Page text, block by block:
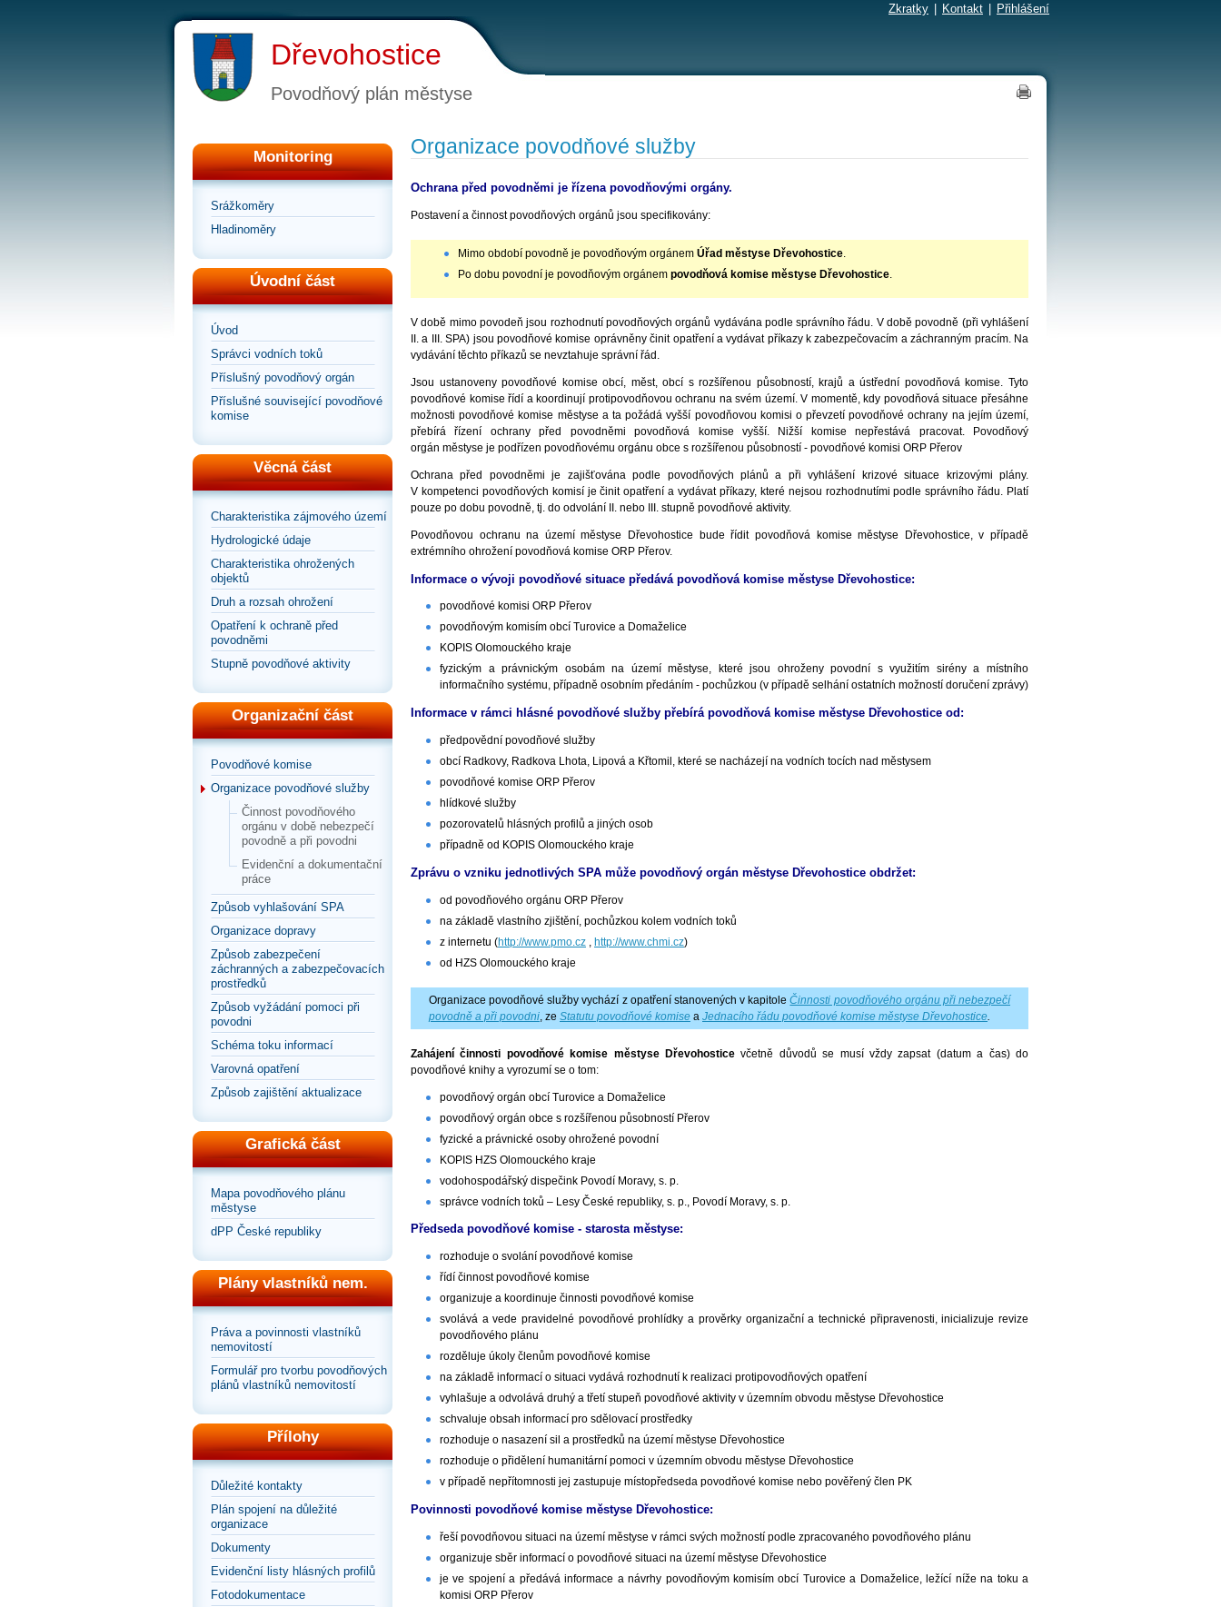
Zkratky Kontakt Přihlášení
Dřevohostice
Povodňový plán městyse
Monitoring
Srážkoměry
Hladinoměry
Úvodní část
Úvod
Správci vodních toků
Příslušný povodňový orgán
Příslušné související povodňové
komise
Věcná část
Charakteristika zájmového území
Hydrologické údaje
Charakteristika ohrožených
objektů
Druh a rozsah ohrožení
Opatření k ochraně před
povodněmi
Stupně povodňové aktivity
Organizační část
Povodňové komise
Organizace povodňové služby
Činnost povodňového
orgánu v době nebezpečí
povodně a při povodni
Evidenční a dokumentační
práce
Způsob vyhlašování SPA
Organizace dopravy
Způsob zabezpečení
záchranných a zabezpečovacích
prostředků
Způsob vyžádání pomoci při
povodni
Schéma toku informací
Varovná opatření
Způsob zajištění aktualizace
Grafická část
Mapa povodňového plánu
městyse
dPP České republiky
Plány vlastníků nem.
Práva a povinnosti vlastníků
nemovitostí
Formulář pro tvorbu povodňových
plánů vlastníků nemovitostí
Přílohy
Důležité kontakty
Plán spojení na důležité
organizace
Dokumenty
Evidenční listy hlásných profilů
Fotodokumentace
Organizace povodňové služby
Ochrana před povodněmi je řízena povodňovými orgány.
Postavení a činnost povodňových orgánů jsou specifikovány:
Mimo období povodně je povodňovým orgánem Úřad městyse Dřevohostice.
Po dobu povodní je povodňovým orgánem povodňová komise městyse Dřevohostice.
V době mimo povodeň jsou rozhodnutí povodňových orgánů vydávána podle správního řádu. V době povodně (při vyhlášení
II. a III. SPA) jsou povodňové komise oprávněny činit opatření a vydávat příkazy k zabezpečovacím a záchranným pracím. Na
vydávání těchto příkazů se nevztahuje správní řád.
Jsou ustanoveny povodňové komise obcí, měst, obcí s rozšířenou působností, krajů a ústřední povodňová komise. Tyto
povodňové komise řídí a koordinují protipovodňovou ochranu na svém území. V momentě, kdy povodňová situace přesáhne
možnosti povodňové komise městyse a ta požádá vyšší povodňovou komisi o převzetí povodňové ochrany na jejím území,
přebírá řízení ochrany před povodněmi povodňová komise vyšší. Nižší komise nepřestává pracovat. Povodňový
orgán městyse je podřízen povodňovému orgánu obce s rozšířenou působností - povodňové komisi ORP Přerov
Ochrana před povodněmi je zajišťována podle povodňových plánů a při vyhlášení krizové situace krizovými plány.
V kompetenci povodňových komisí je činit opatření a vydávat příkazy, které nejsou rozhodnutími podle správního řádu. Platí
pouze po dobu povodně, tj. do odvolání II. nebo III. stupně povodňové aktivity.
Povodňovou ochranu na území městyse Dřevohostice bude řídit povodňová komise městyse Dřevohostice, v případě
extrémního ohrožení povodňová komise ORP Přerov.
Informace o vývoji povodňové situace předává povodňová komise městyse Dřevohostice:
povodňové komisi ORP Přerov
povodňovým komisím obcí Turovice a Domaželice
KOPIS Olomouckého kraje
fyzickým a právnickým osobám na území městyse, které jsou ohroženy povodní s využitím sirény a místního
informačního systému, případně osobním předáním - pochůzkou (v případě selhání ostatních možností doručení zprávy)
Informace v rámci hlásné povodňové služby přebírá povodňová komise městyse Dřevohostice od:
předpovědní povodňové služby
obcí Radkovy, Radkova Lhota, Lipová a Křtomil, které se nacházejí na vodních tocích nad městysem
povodňové komise ORP Přerov
hlídkové služby
pozorovatelů hlásných profilů a jiných osob
případně od KOPIS Olomouckého kraje
Zprávu o vzniku jednotlivých SPA může povodňový orgán městyse Dřevohostice obdržet:
od povodňového orgánu ORP Přerov
na základě vlastního zjištění, pochůzkou kolem vodních toků
z internetu (http://www.pmo.cz http://www.chmi.cz)
od HZS Olomouckého kraje
Organizace povodňové služby vychází z opatření stanovených v kapitoleČinnosti povodňového orgánu při nebezpečí
povodně a při povodni , ze Statutu povodňové komise a Jednacího řádu povodňové komise městyse Dřevohostice
Zahájení činnosti povodňové komise městyse Dřevohosticevčetně důvodů se musí vždy zapsat (datum a čas) do
povodňové knihy a vyrozumí se o tom:
povodňový orgán obcí Turovice a Domaželice
povodňový orgán obce s rozšířenou působností Přerov
fyzické a právnické osoby ohrožené povodní
KOPIS HZS Olomouckého kraje
vodohospodářský dispečink Povodí Moravy, s. p.
správce vodních toků – Lesy České republiky, s. p., Povodí Moravy, s. p.
Předseda povodňové komise - starosta městyse:
rozhoduje o svolání povodňové komise
řídí činnost povodňové komise
organizuje a koordinuje činnosti povodňové komise
svolává a vede pravidelné povodňové prohlídky a prověrky organizační a technické připravenosti, inicializuje revize
povodňového plánu
rozděluje úkoly členům povodňové komise
na základě informací o situaci vydává rozhodnutí k realizaci protipovodňových opatření
vyhlašuje a odvolává druhý a třetí stupeň povodňové aktivity v územním obvodu městyse Dřevohostice
schvaluje obsah informací pro sdělovací prostředky
rozhoduje o nasazení sil a prostředků na území městyse Dřevohostice
rozhoduje o přidělení humanitární pomoci v územním obvodu městyse Dřevohostice
v případě nepřítomnosti jej zastupuje místopředseda povodňové komise nebo pověřený člen PK
Povinnosti povodňové komise městyse Dřevohostice:
řeší povodňovou situaci na území městyse v rámci svých možností podle zpracovaného povodňového plánu
organizuje sběr informací o povodňové situaci na území městyse Dřevohostice
je ve spojení a předává informace a návrhy povodňovým komisím obcí Turovice a Domaželice, ležící níže na toku a
komisi ORP Přerov